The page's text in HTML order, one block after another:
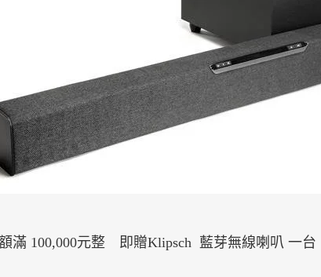
滿 100,000元整 即贈Klipsch 藍芽無線喇叭 一台